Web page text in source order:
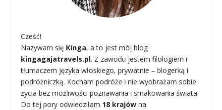
Cześć!
Nazywam się Kinga, a to jest mój blog
kingagajatravels.pl. Z zawodu jestem filologiem i
tłumaczem języka włoskiego, prywatnie – blogerką i
podróżniczką. Kocham podróże i nie wyobrażam sobie
życia bez możliwości poznawania i smakowania świata.
Do tej pory odwiedziłam 18 krajów na